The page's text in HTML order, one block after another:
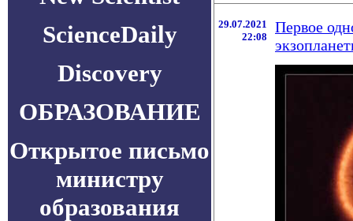
ScienceDaily
Discovery
ОБРАЗОВАНИЕ
Открытое письмо
министру
образования
29.07.2021
22:08
Первое